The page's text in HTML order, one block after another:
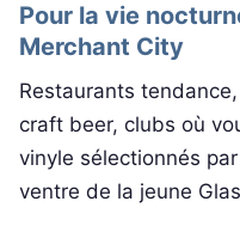
Pour la vie
Merchant City
Restaurants
craft beer, clubs où
vinyle sélectionnés
ventre de la jeune